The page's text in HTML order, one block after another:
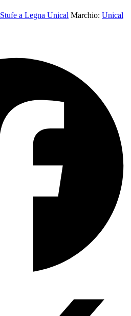
Stufe a Legna Unical Marchio: Unical